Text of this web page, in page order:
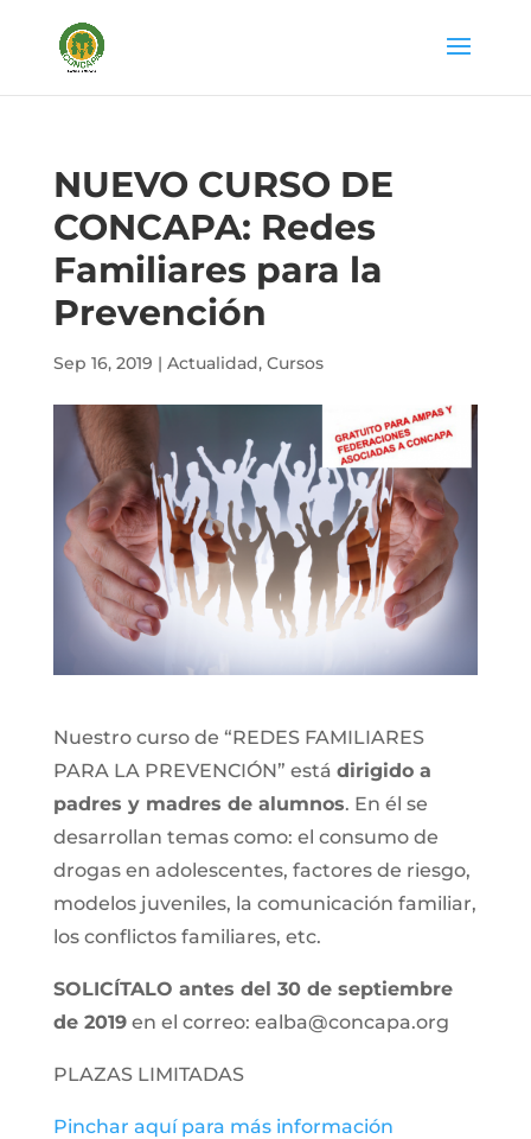
NUEVO CURSO DE
CONCAPA: Redes
Familiares para la
Prevención
Sep 16, 2019 | Actualidad, Cursos
Nuestro curso de “REDES FAMILIARES
PARA LA PREVENCIÓN” está dirigido a
padres y madres de alumnos. En él se
desarrollan temas como: el consumo de
drogas en adolescentes, factores de riesgo,
modelos juveniles, la comunicación familiar,
los conflictos familiares, etc.
SOLICÍTALO antes del 30 de septiembre
de 2019en el correo: ealba@concapa.org
PLAZAS LIMITADAS
Pinchar aquí para más información